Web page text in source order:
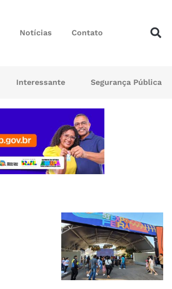
Notícias Contato
Interessante Segurança Pública